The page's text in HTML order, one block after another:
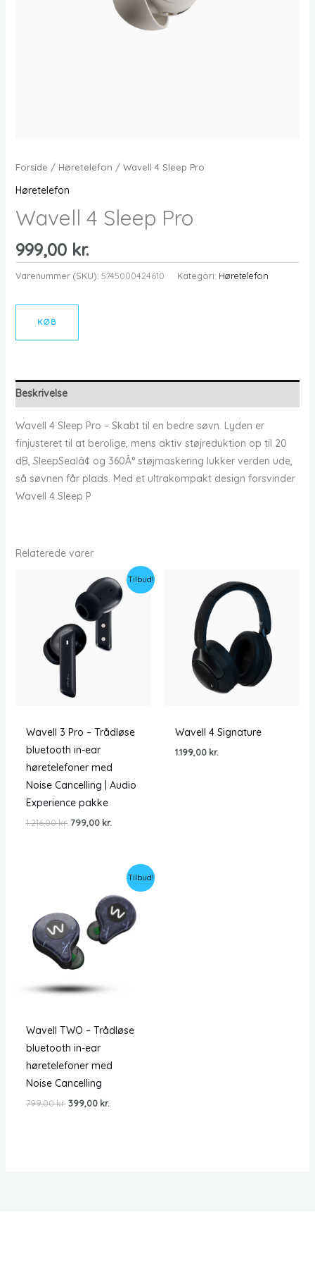
Forside / Høretelefon / Wavell 4 Sleep Pro
Høretelefon
Wavell 4 Sleep Pro
999,00 kr.
Varenummer (SKU): 5745000424610 Kategori: Høretelefon
KØB
Beskrivelse
Wavell 4 Sleep Pro – Skabt til en bedre søvn. Lyden er
finjusteret til at berolige, mens aktiv støjreduktion op til 20
dB, SleepSealâ¢ og 360Â° støjmaskering lukker verden ude,
så søvnen får plads. Med et ultrakompakt design forsvinder
Wavell 4 Sleep P
Relaterede varer
Tilbud!
Wavell 3 Pro – Trådløse
bluetooth in-ear
høretelefoner med
Noise Cancelling | Audio
Experience pakke
1.216,00kr. Den
799,00 kr.Den
799,00 kr..
Wavell 4 Signature
1.199,00 kr.
Tilbud!
Wavell TWO – Trådløse
bluetooth in-ear
høretelefoner med
Noise Cancelling
799,00kr. Den
399,00 kr.Den